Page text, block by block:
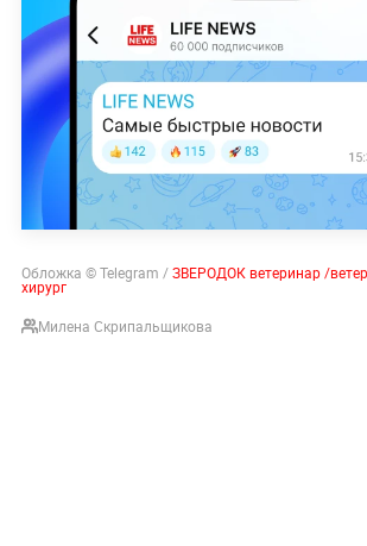
Обложка © Telegram /ЗВЕРОДОК ветеринар /
хирург
Милена Скрипальщикова